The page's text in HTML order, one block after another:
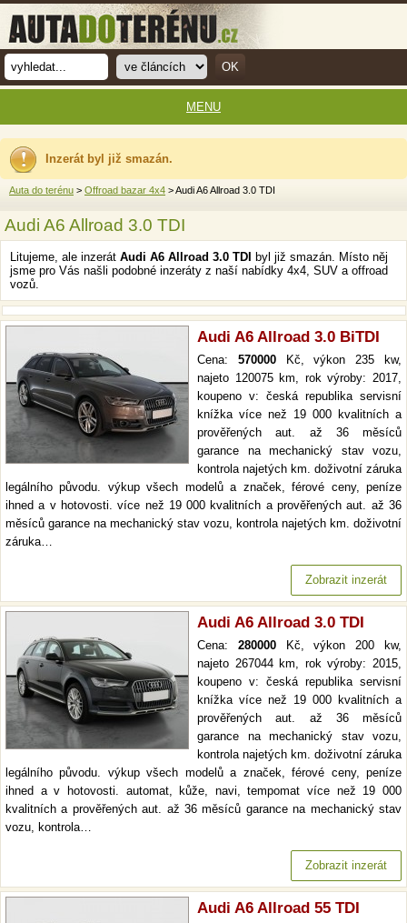
Inzerát byl již smazán.
Auta do terénu > Offroad bazar 4x4 > Audi A6 Allroad 3.0 TDI
Audi A6 Allroad 3.0 TDI
Litujeme, ale inzerát Audi A6 Allroad 3.0 TDI
byl již smazán. Místo něj
jsme pro Vás našli podobné inzeráty z naší nabídky 4x4, SUV a offroad
vozů.
Audi A6 Allroad 3.0 BiTDI
Cena: 570000Kč, výkon 235 kw,
najeto 120075 km, rok výroby: 2017,
koupeno v: česká republika servisní
knížka více než 19 000 kvalitních a
prověřených aut. až 36 měsíců
garance na mechanický stav vozu,
kontrola najetých km. doživotní záruka
legálního původu. výkup všech modelů a značek, férové ceny, peníze
ihned a v hotovosti. více než 19 000 kvalitních a prověřených aut. až 36
měsíců garance na mechanický stav vozu, kontrola najetých km. doživotní
záruka…
Zobrazit inzerát
Audi A6 Allroad 3.0 TDI
Cena: 280000Kč, výkon 200 kw,
najeto 267044 km, rok výroby: 2015,
koupeno v: česká republika servisní
knížka více než 19 000 kvalitních a
prověřených aut. až 36 měsíců
garance na mechanický stav vozu,
kontrola najetých km. doživotní záruka
legálního původu. výkup všech modelů a značek, férové ceny, peníze
ihned a v hotovosti. automat, kůže, navi, tempomat více než 19 000
kvalitních a prověřených aut. až 36 měsíců garance na mechanický stav
vozu, kontrola…
Zobrazit inzerát
Audi A6 Allroad 55 TDI
MENU